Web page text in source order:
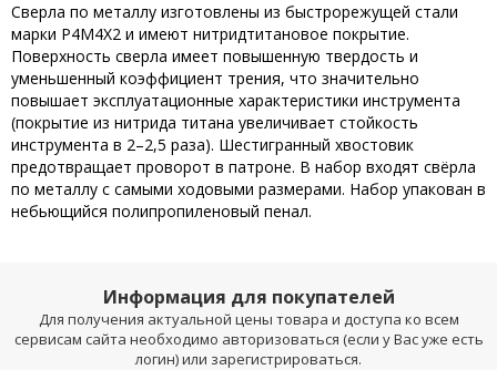
Сверла по металлу изготовлены из быстрорежущей стали
марки Р4М4Х2 и имеют нитридтитановое покрытие.
Поверхность сверла имеет повышенную твердость и
уменьшенный коэффициент трения, что значительно
повышает эксплуатационные характеристики инструмента
(покрытие из нитрида титана увеличивает стойкость
инструмента в 2–2,5 раза). Шестигранный хвостовик
предотвращает проворот в патроне. В набор входят свёрла
по металлу с самыми ходовыми размерами. Набор упакован в
небьющийся полипропиленовый пенал.
Информация для покупателей
Для получения актуальной цены товара и доступа ко всем
сервисам сайта необходимо авторизоваться (если у Вас уже есть
логин) или зарегистрироваться.